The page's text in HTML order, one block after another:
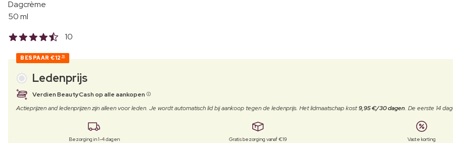
Dagcrème
50 ml
10
BESPAAR €12 70
Ledenprijs
Verdien BeautyCash op alle aankopen
Actieprijzen and ledenprijzen zijn alleen voor leden. Je wordt automatisch lid bij aankoop tegen de ledenprijs. Het lidmaatschap kost9,95 €/30 dagen. De eerste 14
Bezorging in 1-4 dagen Gratis bezorging vanaf €19 Vaste korting